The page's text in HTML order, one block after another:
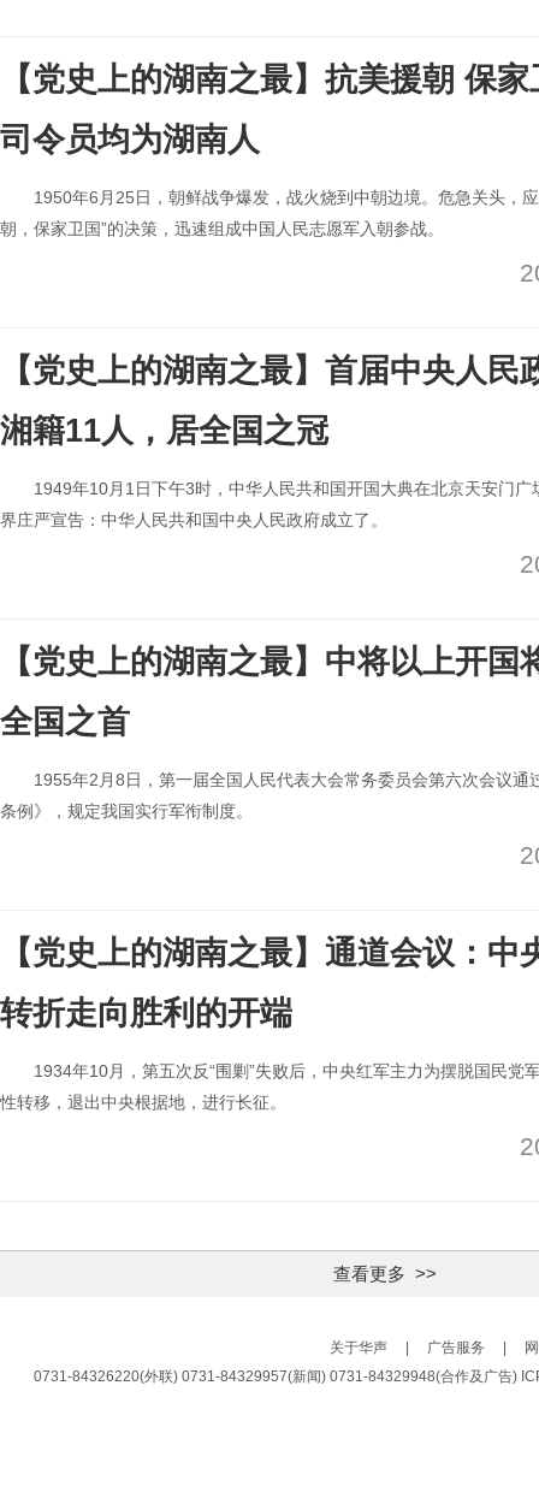
【党史上的湖南之最】抗美援朝 保
司令员均为湖南人
1950年6月25日，朝鲜战争爆发，战火烧到中朝边境。危急关头，
朝，保家卫国”的决策，迅速组成中国人民志愿军入朝参战。
【党史上的湖南之最】首届中央人民
湘籍11人，居全国之冠
1949年10月1日下午3时，中华人民共和国开国大典在北京天安门
界庄严宣告：中华人民共和国中央人民政府成立了。
【党史上的湖南之最】中将以上开国
全国之首
1955年2月8日，第一届全国人民代表大会常务委员会第六次会议通
条例》，规定我国实行军衔制度。
【党史上的湖南之最】通道会议：中
转折走向胜利的开端
1934年10月，第五次反“围剿”失败后，中央红军主力为摆脱国民党
性转移，退出中央根据地，进行长征。
查看更多 >>
关于华声 广告服务
0731-84326220(外联) 0731-84329957(新闻) 0731-84329948(合作及广告)